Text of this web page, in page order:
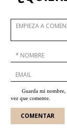
Guarda mi
vez que comente.